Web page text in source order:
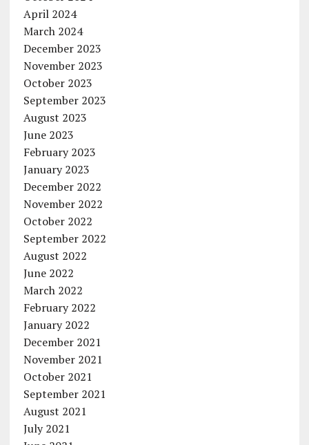
April 2024
March 2024
December 2023
November 2023
October 2023
September 2023
August 2023
June 2023
February 2023
January 2023
December 2022
November 2022
October 2022
September 2022
August 2022
June 2022
March 2022
February 2022
January 2022
December 2021
November 2021
October 2021
September 2021
August 2021
July 2021